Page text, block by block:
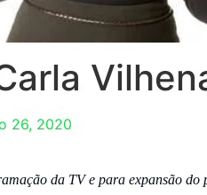
26, 2020
da TV e para expansão